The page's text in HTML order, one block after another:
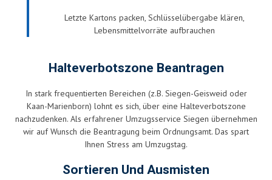
Letzte Kartons packen, Schlüsselübergabe klären,
Lebensmittelvorräte aufbrauchen
Halteverbotszone Beantragen
In stark frequentierten Bereichen (z.B. Siegen-Geisweid oder
Kaan-Marienborn) lohnt es sich, über eine Halteverbotszone
nachzudenken. Als erfahrener Umzugsservice Siegen übernehmen
wir auf Wunsch die Beantragung beim Ordnungsamt. Das spart
Ihnen Stress am Umzugstag.
Sortieren Und Ausmisten